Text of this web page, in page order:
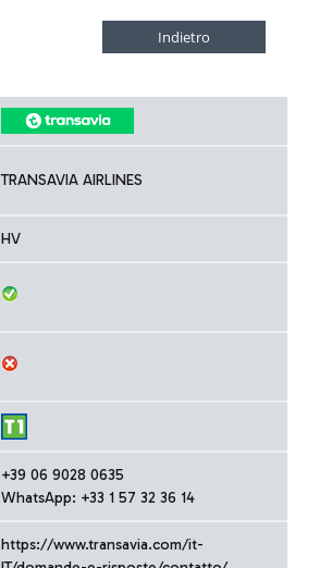
TRANSAVIA AIRLINES
HV
+39 06 9028 0635
WhatsApp: +33 1 57 32 36 14
https://www.transavia.com/it-